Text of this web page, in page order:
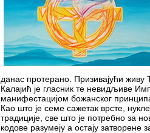
данас протерано. Призивајући
Калајић је гласник те невидљиве
манифестацијом божанског
Као што је семе сажетак врсте,
традиције, све што је потребно за
кодове разумеју а остају